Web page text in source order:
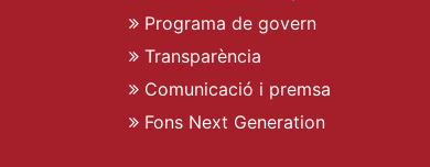
Programa de govern
Transparència
Comunicació i premsa
Fons Next Generation